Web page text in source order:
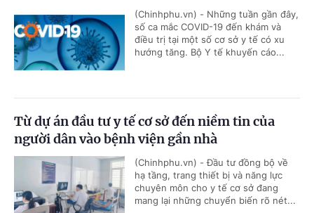
(Chinhphu.vn) - Những tuần gần đây,
số ca mắc COVID-19 đến khám và
điều trị tại một số cơ sở y tế có xu
hướng tăng. Bộ Y tế khuyến cáo...
Từ dự án đầu tư y tế cơ sở đến niềm tin của
người dân vào bệnh viện gần nhà
(Chinhphu.vn) - Đầu tư đồng bộ về
hạ tầng, trang thiết bị và năng lực
chuyên môn cho y tế cơ sở đang
mang lại những chuyển biến rõ nét...